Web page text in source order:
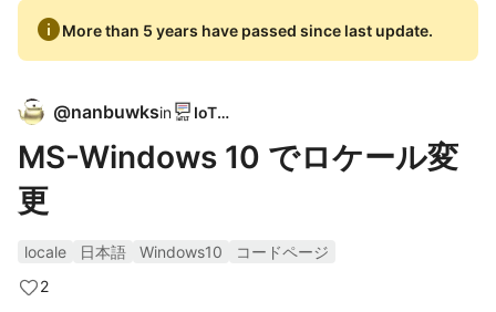
infoMore than 5 years have passed since last update.
@nanbuwksin IoTLT
MS-Windows 10 でロケール変
更
locale 日本語 Windows10
コードページ
2